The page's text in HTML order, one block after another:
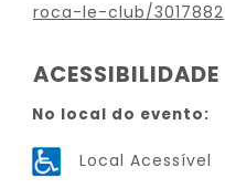
roca-le-club/3017882
ACESSIBILIDADE
No local do evento:
Local Acessível